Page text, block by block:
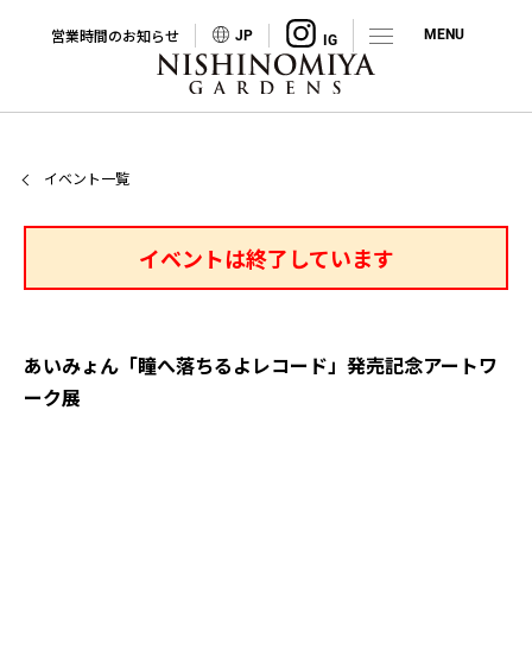
営業時間のお知らせ JP
イベント一覧
イベントは終了しています
あいみょん「瞳へ落ちるよレコード」発売記念アートワ
ーク展